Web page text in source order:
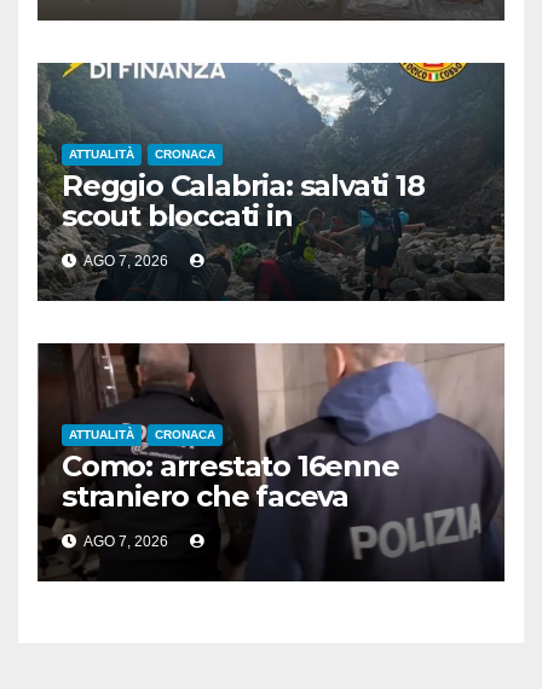
ATTUALITÀ CRONACA
Reggio Calabria: salvati 18
scout bloccati in
Aspromonte, 2 recuperati in
elicottero
AGO 7, 2026
ATTUALITÀ CRONACA
Como: arrestato 16enne
straniero che faceva
propaganda all’Isis
AGO 7, 2026